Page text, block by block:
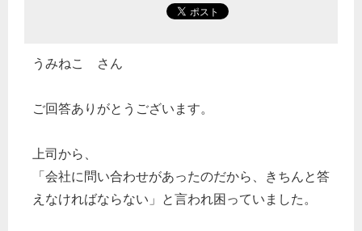
うみねこ さん
ご回答ありがとうございます。
上司から、
「会社に問い合わせがあったのだから、きちんと答
えなければならない」と言われ困っていました。
経営の知恵
秘書のノウハウ